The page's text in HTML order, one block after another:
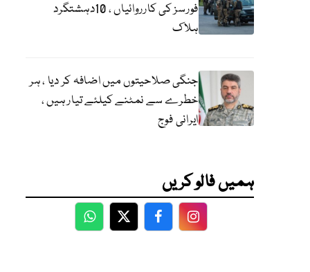
فورسز کی کارروائیاں ، 10دہشتگرد
ہلاک
جنگی صلاحیتوں میں اضافہ کر دیا ، ہر
خطرے سے نمٹنے کیلئے تیار ہیں ،
ایرانی فوج
ہمیں فالو کریں
WhatsApp
TwitterFacebookFacebook